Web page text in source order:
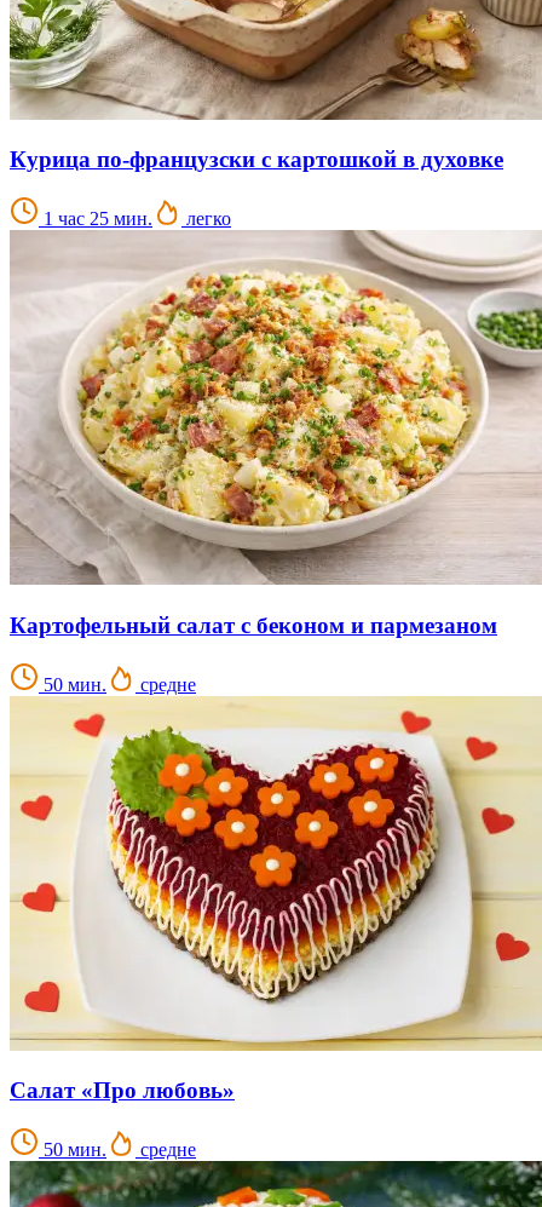
Курица по-французски с картошкой в духовке
1 час 25 мин. легко
Картофельный салат с беконом и пармезаном
50 мин. средне
Салат «Про любовь»
50 мин. средне